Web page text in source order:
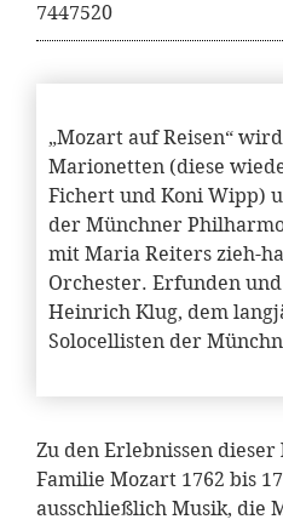
7447520
„Mozart auf Reisen“
Marionetten (diese
Fichert und Koni Wipp)
der Münchner
mit Maria Reiters zieh-
Orchester. Erfunden
Heinrich Klug, dem
Solocellisten der
Zu den Erlebnissen dieser
Familie Mozart 1762 bis
ausschließlich Musik, die